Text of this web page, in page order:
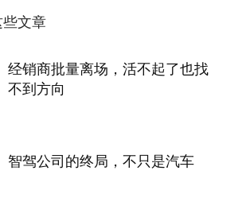
文章
经销商批量离场，活不起了也找
不到方向
智驾公司的终局，不只是汽车